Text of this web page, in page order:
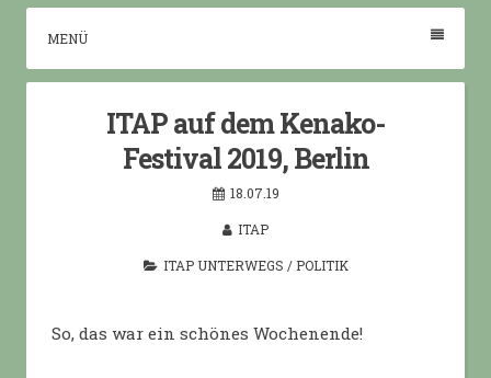
MENÜ
ITAP auf dem Kenako-
Festival 2019, Berlin
18.07.19
ITAP
ITAP UNTERWEGS / POLITIK
So, das war ein schönes Wochenende!